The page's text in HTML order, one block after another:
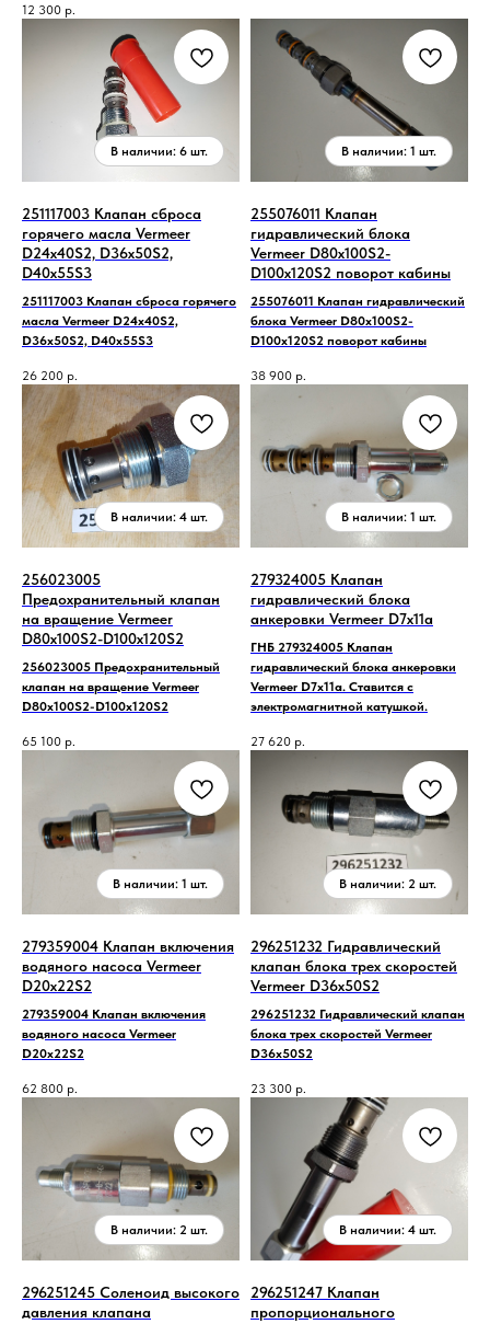
12 300 р.
251117003 Клапан сброса
горячего масла Vermeer
D24x40S2, D36x50S2,
D40x55S3
251117003 Клапан сброса горячего
масла Vermeer D24x40S2,
D36x50S2, D40x55S3
26 200 р.
255076011 Клапан
гидравлический блока
Vermeer D80x100S2-
D100x120S2 поворот кабины
255076011 Клапан гидравлический
блока Vermeer D80x100S2-
D100x120S2 поворот кабины
38 900 р.
256023005
Предохранительный клапан
на вращение Vermeer
D80x100S2-D100x120S2
256023005 Предохранительный
клапан на вращение Vermeer
D80x100S2-D100x120S2
65 100 р.
279324005 Клапан
гидравлический блока
анкеровки Vermeer D7x11a
ГНБ 279324005 Клапан
гидравлический блока анкеровки
Vermeer D7x11a. Ставится с
электромагнитной катушкой.
27 620 р.
279359004 Клапан включения
водяного насоса Vermeer
D20x22S2
279359004 Клапан включения
водяного насоса Vermeer
D20x22S2
62 800 р.
296251232 Гидравлический
клапан блока трех скоростей
Vermeer D36x50S2
296251232 Гидравлический клапан
блока трех скоростей Vermeer
D36x50S2
23 300 р.
296251245 Соленоид высокого
давления клапана
296251247 Клапан
пропорционального